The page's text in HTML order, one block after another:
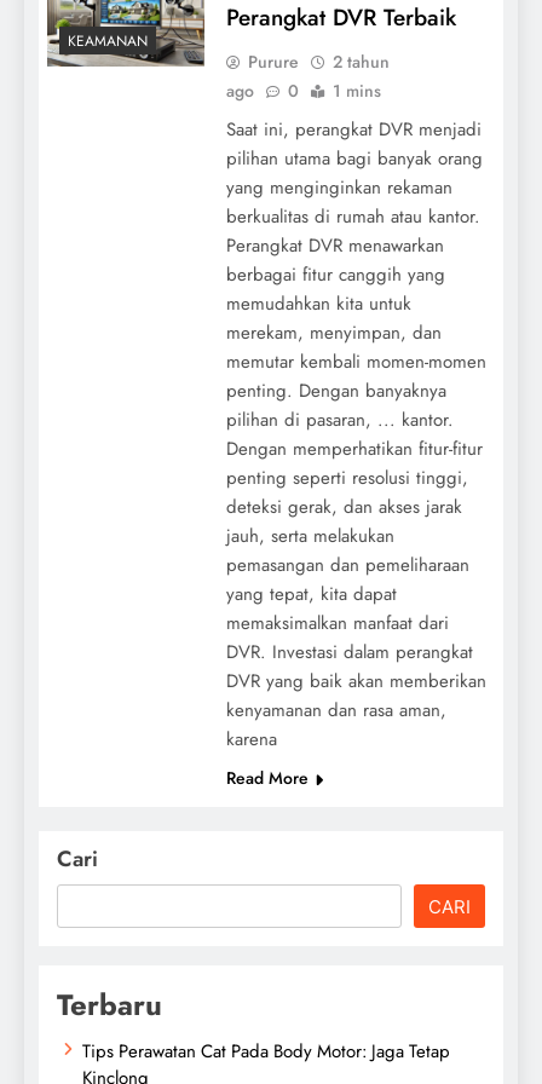
KEAMANAN
Perangkat DVR Terbaik
Purure
2 tahun
ago
0 1 mins
Saat ini, perangkat DVR menjadi
pilihan utama bagi banyak orang
yang menginginkan rekaman
berkualitas di rumah atau kantor.
Perangkat DVR menawarkan
berbagai fitur canggih yang
memudahkan kita untuk
merekam, menyimpan, dan
memutar kembali momen-momen
penting. Dengan banyaknya
pilihan di pasaran, ... kantor.
Dengan memperhatikan fitur-fitur
penting seperti resolusi tinggi,
deteksi gerak, dan akses jarak
jauh, serta melakukan
pemasangan dan pemeliharaan
yang tepat, kita dapat
memaksimalkan manfaat dari
DVR. Investasi dalam perangkat
DVR yang baik akan memberikan
kenyamanan dan rasa aman,
karena
Read More
Cari
CARI
Terbaru
Tips Perawatan Cat Pada Body Motor: Jaga Tetap
Kinclong